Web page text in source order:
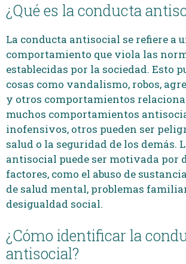
¿Qué es la conducta
La conducta antisocial se refiere a
comportamiento que viola las
establecidas por la sociedad. Esto
cosas como vandalismo, robos,
y otros comportamientos
muchos comportamientos
inofensivos, otros pueden ser
salud o la seguridad de los demás.
antisocial puede ser motivada por
factores, como el abuso de
de salud mental, problemas
desigualdad social.
¿Cómo identificar la
antisocial?